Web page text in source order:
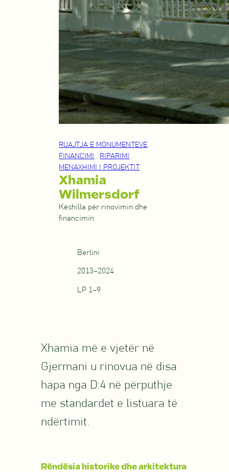
RUAJTJA E MONUMENTEVE ,
FINANCIMI
, RIPARIMI
,
MENAXHIMI I PROJEKTIT
Xhamia
Wilmersdorf
Këshilla për rinovimin dhe
financimin
Berlini
2013–2024
LP 1–9
Xhamia më e vjetër në
Gjermani u rinovua në disa
hapa nga D:4 në përputhje
me standardet e listuara të
ndërtimit.
Rëndësia historike dhe arkitektura